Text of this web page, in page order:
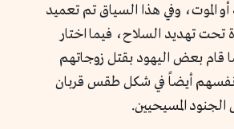
أو الموت، وفي هذا السياق تم تعميد
تهديد السلاح، فيما اختار
قام بعض اليهود بقتل زوجاتهم
أيضاً في شكل طقس قربان
المسيحيين.